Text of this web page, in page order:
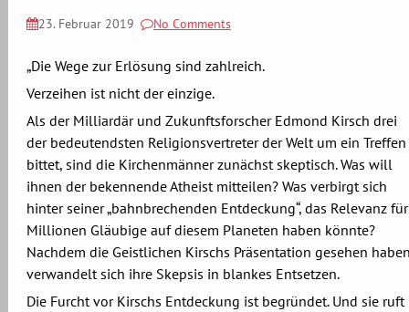
23. Februar 2019 No Comments
„Die Wege zur Erlösung sind zahlreich.
Verzeihen ist nicht der einzige.
Als der Milliardär und Zukunftsforscher Edmond Kirsch drei
der bedeutendsten Religionsvertreter der Welt um ein Treffen
bittet, sind die Kirchenmänner zunächst skeptisch. Was will
ihnen der bekennende Atheist mitteilen? Was verbirgt sich
hinter seiner „bahnbrechenden Entdeckung“, das Relevanz für
Millionen Gläubige auf diesem Planeten haben könnte?
Nachdem die Geistlichen Kirschs Präsentation gesehen
verwandelt sich ihre Skepsis in blankes Entsetzen.
Die Furcht vor Kirschs Entdeckung ist begründet. Und sie ruft